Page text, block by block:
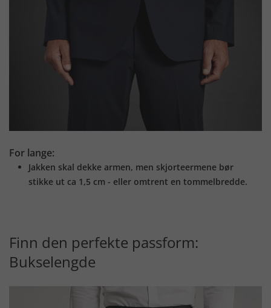
For lange:
Jakken skal dekke armen, men skjorteermene bør
stikke ut ca 1,5 cm - eller omtrent en tommelbredde.
Finn den perfekte passform:
Bukselengde